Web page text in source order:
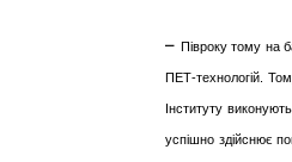
– Півроку тому на
ПЕТ-технологій.
Інституту
успішно здійснює